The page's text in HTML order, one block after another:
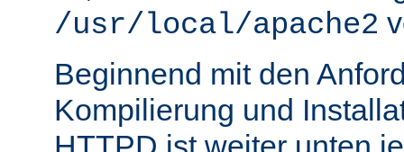
/usr/local/apache2
Beginnend mit den
Kompilierung und